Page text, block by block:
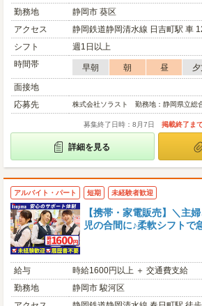
勤務地
静岡市 葵区
アクセス
静岡鉄道静岡清水線 日吉町駅 車
シフト
週1日以上
時間帯
早朝 朝 昼
面接地
応募先
株式会社ソラスト 勤務地：静岡県立総
募集終了日時：8月7日 掲載終了ま
詳細を見る
アルバイト・パート 短期 未経験者歓迎
【携帯・家電販売】＼主
児の合間に♪柔軟シフト
給与
時給1600円以上 ＋ 交通費支給
勤務地
静岡市 駿河区